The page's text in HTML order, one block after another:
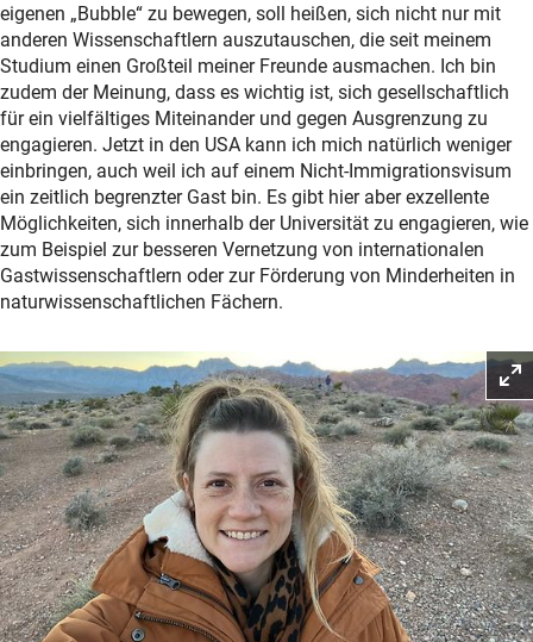
eigenen „Bubble“ zu bewegen, soll heißen, sich nicht nur mit
anderen Wissenschaftlern auszutauschen, die seit meinem
Studium einen Großteil meiner Freunde ausmachen. Ich bin
zudem der Meinung, dass es wichtig ist, sich gesellschaftlich
für ein vielfältiges Miteinander und gegen Ausgrenzung zu
engagieren. Jetzt in den USA kann ich mich natürlich weniger
einbringen, auch weil ich auf einem Nicht-Immigrationsvisum
ein zeitlich begrenzter Gast bin. Es gibt hier aber exzellente
Möglichkeiten, sich innerhalb der Universität zu engagieren, wie
zum Beispiel zur besseren Vernetzung von internationalen
Gastwissenschaftlern oder zur Förderung von Minderheiten in
naturwissenschaftlichen Fächern.